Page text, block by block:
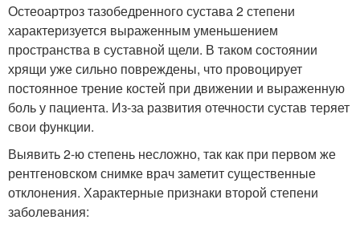
Остеоартроз тазобедренного сустава 2 степени
характеризуется выраженным уменьшением
пространства в суставной щели. В таком состоянии
хрящи уже сильно повреждены, что провоцирует
постоянное трение костей при движении и выраженную
боль у пациента. Из-за развития отечности сустав теряет
свои функции.
Выявить 2-ю степень несложно, так как при первом же
рентгеновском снимке врач заметит существенные
отклонения. Характерные признаки второй степени
заболевания: